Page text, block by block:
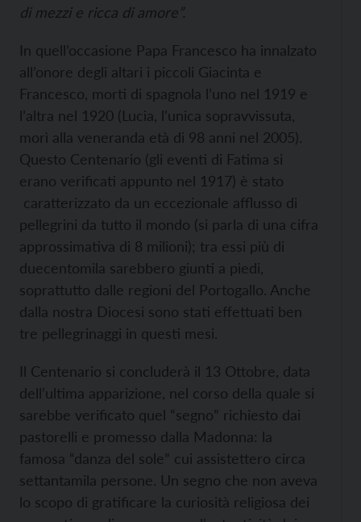
di mezzi e ricca di amore”.
In quell’occasione Papa Francesco ha innalzato
all’onore degli altari i piccoli Giacinta e
Francesco, morti di spagnola l’uno nel 1919 e
l’altra nel 1920 (Lucia, l’unica sopravvissuta,
morì alla veneranda età di 98 anni nel 2005).
Questo Centenario (gli eventi di Fatima si
erano verificati appunto nel 1917) è stato
caratterizzato da un eccezionale afflusso di
pellegrini da tutto il mondo (si parla di una cifra
approssimativa di 8 milioni); tra essi più di
duecentomila sarebbero giunti a piedi,
soprattutto dalle regioni del Portogallo. Anche
dalla nostra Diocesi sono stati effettuati ben
tre pellegrinaggi in questi mesi.
Il Centenario si concluderà il 13 Ottobre, data
dell’ultima apparizione, nel corso della quale si
sarebbe verificato quel “segno” richiesto dai
pastorelli e promesso dalla Madonna: la
famosa “danza del sole” cui assistettero circa
settantamila persone. Un segno che non aveva
lo scopo di gratificare la curiosità religiosa dei